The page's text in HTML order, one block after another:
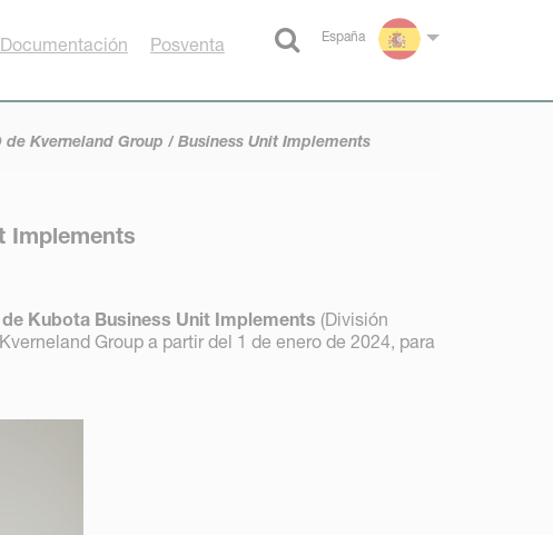
España
Select language
Documentación Posventa
Kverneland Group / Business Unit Implements
Implements
Kubota Business Unit Implements (División
Group a partir del 1 de enero de 2024, para